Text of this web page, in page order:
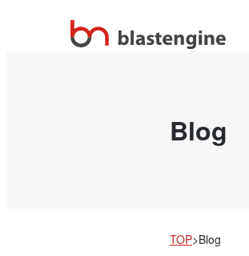
Blog
TOP>Blog